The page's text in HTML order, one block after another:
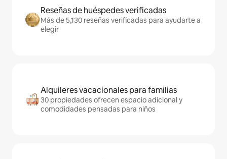
Reseñas de huéspedes verificadas
Más de 5,130 reseñas verificadas para ayudarte a
elegir
Alquileres vacacionales para familias
30 propiedades ofrecen espacio adicional y
comodidades pensadas para niños